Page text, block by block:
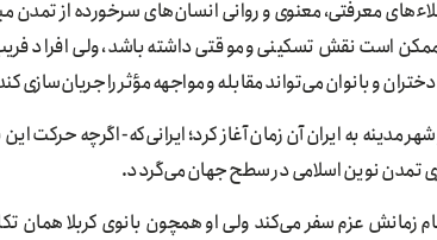
معرفتی، معنوی و روانی انسان‌های سرخورده از تمدن
است نقش تسکینی و موقتی داشته باشد، ولی افراد فریب
و بانوان می‌تواند مقابله و مواجهه مؤثر را جریان‌سازی
مدینه به ایران آن زمان آغاز کرد؛ ایرانی‌که- اگرچه حرکت
تمدن نوین اسلامی در سطح جهان می‌گردد.
زمانش عزم سفر می‌کند ولی او همچون بانوی کربلا همان